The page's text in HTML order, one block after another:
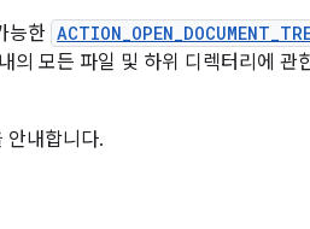
능한
의 모든 파일 및 하위 디렉터리에 관
안내합니다.